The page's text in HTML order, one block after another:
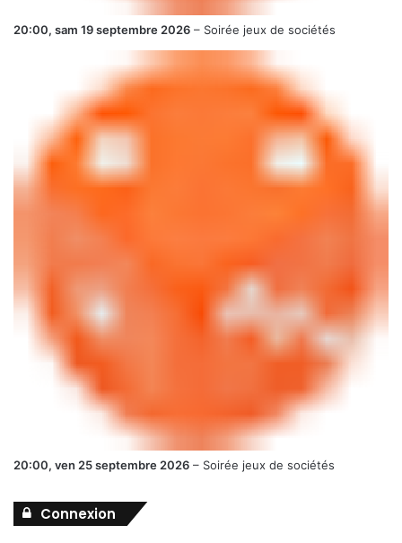
20:00, sam 19 septembre 2026 – Soirée jeux de sociétés
20:00, ven 25 septembre 2026 – Soirée jeux de sociétés
Connexion